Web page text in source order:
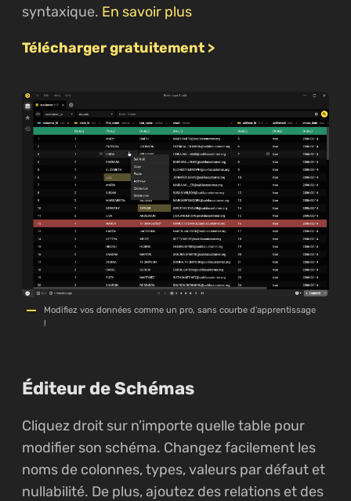
syntaxique. En savoir plus
Télécharger gratuitement >
Modifiez vos données comme un pro, sans courbe d'apprentissage
!
Éditeur de Schémas
Cliquez droit sur n’importe quelle table pour
modifier son schéma. Changez facilement les
noms de colonnes, types, valeurs par défaut et
nullabilité. De plus, ajoutez des relations et des